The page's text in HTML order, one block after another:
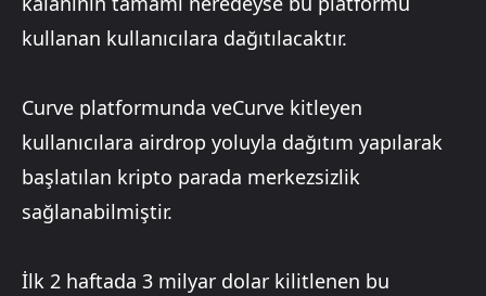
kullanan kullanıcılara dağıtılacaktır.
Curve platformunda veCurve kitleyen
kullanıcılara airdrop yoluyla dağıtım yapılarak
başlatılan kripto parada merkezsizlik
sağlanabilmiştir.
İlk 2 haftada 3 milyar dolar kilitlenen bu